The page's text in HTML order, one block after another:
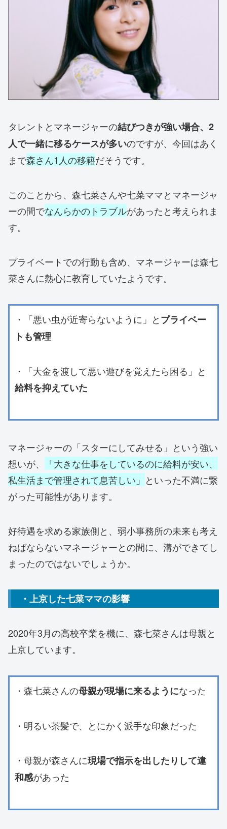
タレントとマネージャーの結びつきが強い場合、2
人で一緒に移るケースが多いのですが、今回はあく
まで森さん1人の移籍だそうです。
このことから、森七菜さんや七菜ママとマネージャ
ーの間でなんらかのトラブルがあったと考えられま
す。
プライベートでの行動も含め、マネージャーは森七
菜さんに熱心に教育していたようです。
・「悪い虫が近寄らないように」とプライベー
トも管理
・「大金を渡して悪い遊びを覚えたら困る」と
給料を抑えていた
マネージャーの「スターにしてみせる」という強い
想いが、
「大きな仕事をしているのに給料が安い、
私生活まで管理されて息苦しい」 といった不満に繋
がった可能性があります。
好待遇を求める家族側と、弱小事務所の未来も考え
ねばならないマネージャーとの間に、溝ができてし
まったのではないでしょうか。
・上京した七菜ママの影響
2020年3月の高校卒業を機に、森七菜さんは母親と
上京しています。
・森七菜さんの母親が現場に来るようになった
・明るい茶髪で、とにかく派手な印象だった
・母親が森さんに現場で指示を出したりして違
和感があった